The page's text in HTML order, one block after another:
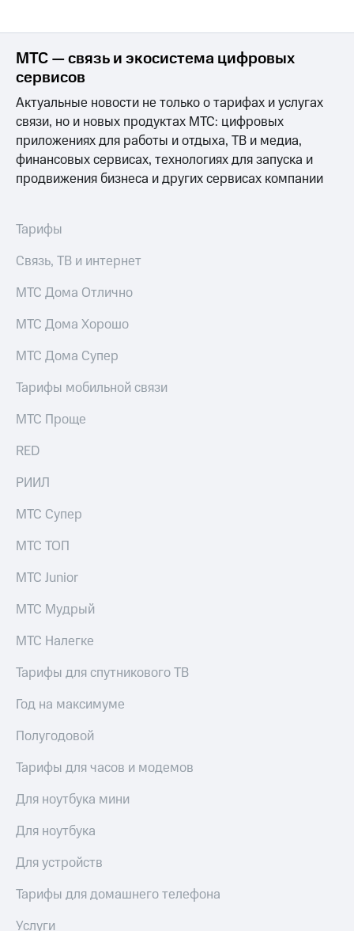
акционера
капитал
Контроль
и
аудит
Рынок
акций
Описание
Программа
Дивиденды
облигаций
Описание
Еврооблигации-2023
Уведомление
погашении
именных
Другое
деловая этика
МТС — связь и экосистема цифровых
сервисов
Актуальные новости не только о тарифах и услугах
связи, но и новых продуктах МТС: цифровых
приложениях для работы и отдыха, ТВ и медиа,
финансовых сервисах, технологиях для запуска и
продвижения бизнеса и других сервисах компании
Тарифы
Связь, ТВ и интернет
МТС Дома Отлично
МТС Дома Хорошо
МТС Дома Супер
Тарифы мобильной связи
МТС Проще
RED
РИИЛ
МТС Супер
МТС ТОП
МТС Junior
МТС Мудрый
МТС Налегке
Тарифы для спутникового ТВ
Год на максимуме
Полугодовой
Тарифы для часов и модемов
Для ноутбука мини
Для ноутбука
Для устройств
Тарифы для домашнего телефона
Услуги